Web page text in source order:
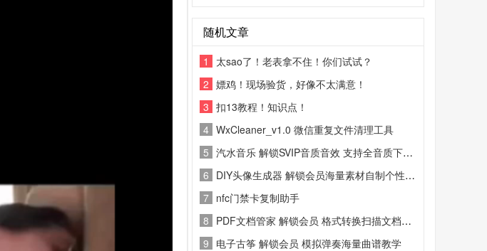
随机文章
1
太sao了！老表拿不住！你们试试？
2 嫖鸡！现场验货，好像不太满意！
3 扣13教程！知识点！
4 WxCleaner_v1.0 微信重复文件清理工具
5 汽水音乐 解锁SVIP音质音效 支持全音质下载 登陆就是100年会员
6 DIY头像生成器 解锁会员海量素材自制个性头像
7 nfc门禁卡复制助手
8 PDF文档管家 解锁会员 格式转换扫描文档编辑
9 电子古筝 解锁会员 模拟弹奏海量曲谱教学